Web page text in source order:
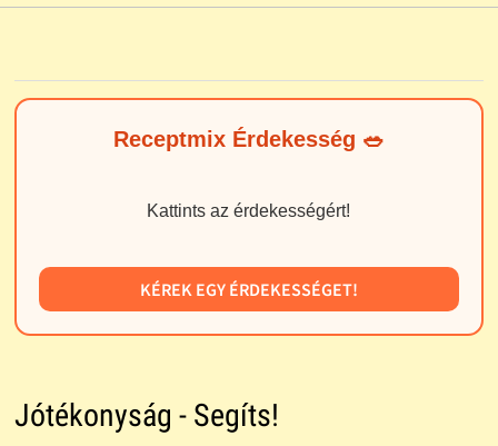
Receptmix Érdekesség 🥗
Kattints az érdekességért!
KÉREK EGY ÉRDEKESSÉGET!
Jótékonyság - Segíts!